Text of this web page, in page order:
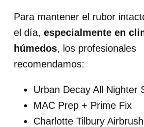
Para mantener el rubor
el día, especialmente en
húmedos, los profesionales
recomendamos:
Urban Decay All Nighter
MAC Prep + Prime Fix
Charlotte Tilbury